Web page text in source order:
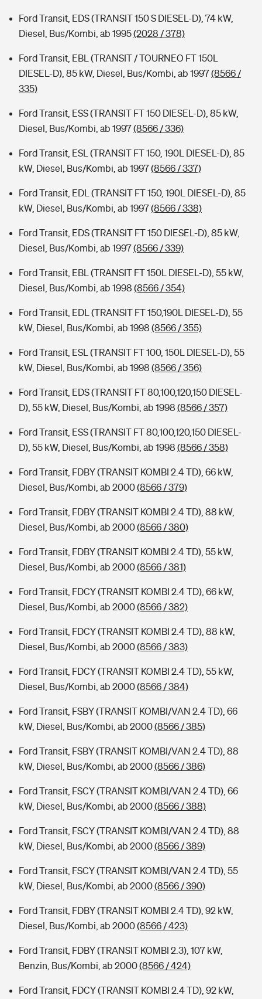
Ford Transit, EDS (TRANSIT 150 S DIESEL-D), 74 kW,
Diesel, Bus/Kombi, ab 1995(2028 / 378)
Ford Transit, EBL (TRANSIT / TOURNEO FT 150L
DIESEL-D), 85 kW, Diesel, Bus/Kombi, ab 1997(8566 /
335)
Ford Transit, ESS (TRANSIT FT 150 DIESEL-D), 85 kW,
Diesel, Bus/Kombi, ab 1997(8566 / 336)
Ford Transit, ESL (TRANSIT FT 150, 190L DIESEL-D), 85
kW, Diesel, Bus/Kombi, ab 1997(8566 / 337)
Ford Transit, EDL (TRANSIT FT 150, 190L DIESEL-D), 85
kW, Diesel, Bus/Kombi, ab 1997(8566 / 338)
Ford Transit, EDS (TRANSIT FT 150 DIESEL-D), 85 kW,
Diesel, Bus/Kombi, ab 1997(8566 / 339)
Ford Transit, EBL (TRANSIT FT 150L DIESEL-D), 55 kW,
Diesel, Bus/Kombi, ab 1998 (8566 / 354)
Ford Transit, EDL (TRANSIT FT 150,190L DIESEL-D), 55
kW, Diesel, Bus/Kombi, ab 1998 (8566 / 355)
Ford Transit, ESL (TRANSIT FT 100, 150L DIESEL-D), 55
kW, Diesel, Bus/Kombi, ab 1998 (8566 / 356)
Ford Transit, EDS (TRANSIT FT 80,100,120,150 DIESEL-
D), 55 kW, Diesel, Bus/Kombi, ab 1998 (8566 / 357)
Ford Transit, ESS (TRANSIT FT 80,100,120,150 DIESEL-
D), 55 kW, Diesel, Bus/Kombi, ab 1998 (8566 / 358)
Ford Transit, FDBY (TRANSIT KOMBI 2.4 TD), 66 kW,
Diesel, Bus/Kombi, ab 2000(8566 / 379)
Ford Transit, FDBY (TRANSIT KOMBI 2.4 TD), 88 kW,
Diesel, Bus/Kombi, ab 2000(8566 / 380)
Ford Transit, FDBY (TRANSIT KOMBI 2.4 TD), 55 kW,
Diesel, Bus/Kombi, ab 2000(8566 / 381)
Ford Transit, FDCY (TRANSIT KOMBI 2.4 TD), 66 kW,
Diesel, Bus/Kombi, ab 2000(8566 / 382)
Ford Transit, FDCY (TRANSIT KOMBI 2.4 TD), 88 kW,
Diesel, Bus/Kombi, ab 2000(8566 / 383)
Ford Transit, FDCY (TRANSIT KOMBI 2.4 TD), 55 kW,
Diesel, Bus/Kombi, ab 2000(8566 / 384)
Ford Transit, FSBY (TRANSIT KOMBI/VAN 2.4 TD), 66
kW, Diesel, Bus/Kombi, ab 2000(8566 / 385)
Ford Transit, FSBY (TRANSIT KOMBI/VAN 2.4 TD), 88
kW, Diesel, Bus/Kombi, ab 2000(8566 / 386)
Ford Transit, FSCY (TRANSIT KOMBI/VAN 2.4 TD), 66
kW, Diesel, Bus/Kombi, ab 2000(8566 / 388)
Ford Transit, FSCY (TRANSIT KOMBI/VAN 2.4 TD), 88
kW, Diesel, Bus/Kombi, ab 2000(8566 / 389)
Ford Transit, FSCY (TRANSIT KOMBI/VAN 2.4 TD), 55
kW, Diesel, Bus/Kombi, ab 2000(8566 / 390)
Ford Transit, FDBY (TRANSIT KOMBI 2.4 TD), 92 kW,
Diesel, Bus/Kombi, ab 2000(8566 / 423)
Ford Transit, FDBY (TRANSIT KOMBI 2.3), 107 kW,
Benzin, Bus/Kombi, ab 2000(8566 / 424)
Ford Transit, FDCY (TRANSIT KOMBI 2.4 TD), 92 kW,